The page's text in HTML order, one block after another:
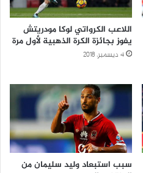
اللاعب الكرواتي لوكا مودريتش
يفوز بجائزة الكرة الذهبية لأول مرة
4 ديسمبر، 2018
سبب استبعاد وليد سليمان من